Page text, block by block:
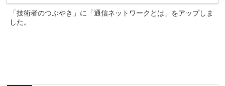
「技術者のつぶやき」に「通信ネットワークとは」をアップしま
した。